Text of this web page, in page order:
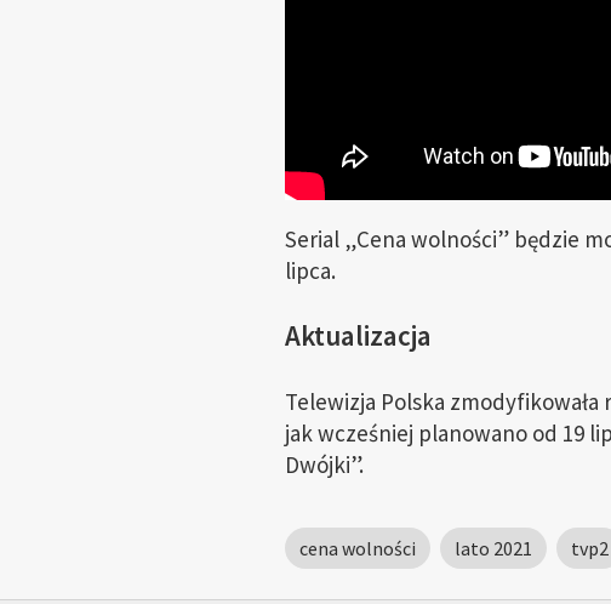
Serial „Cena wolności” będzie
lipca.
Aktualizacja
Telewizja Polska
jak wcześniej planowano od 19
Dwójki”.
cena wolności lato 2021 tvp2